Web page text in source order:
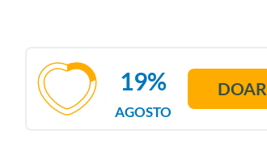
AGOSTO
19% DOAR